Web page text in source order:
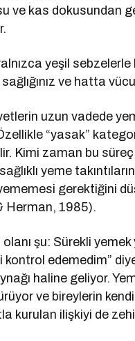
ve kas dokusundan
yeşil
ve hatta
uzun vadede
“yasak”
Kimi zaman bu
yeme
gerektiğini
Herman, 1985).
olanı şu: Sürekli
kontrol edemedim”
haline geliyor.
ve bireylerin
kurulan ilişkiyi de